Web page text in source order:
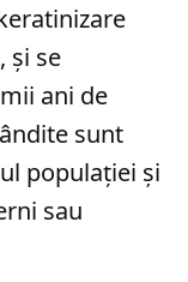
și se
ani de
sunt
populației și
sau